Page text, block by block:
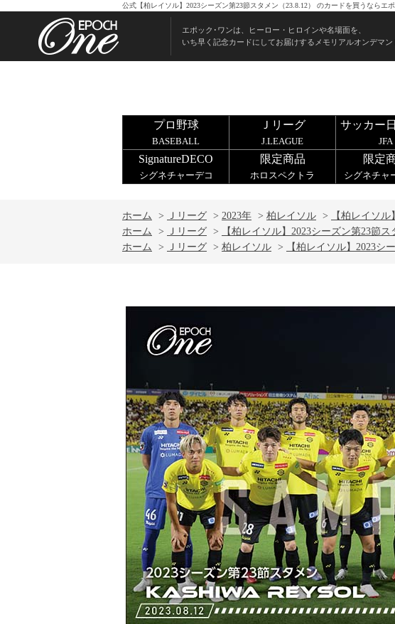
公式【柏レイソル】2023シーズン第23節スタメン（23.8.12） のカードを買うならエ
エポック･ワンは、ヒーロー・ヒロインや名場面を、
いち早く記念カードにしてお届けするメモリアルオンデマン
プロ野球
BASEBALL
Ｊリーグ
J.LEAGUE
サッカー
JFA
SignatureDECO
シグネチャーデコ
限定商品
ホロスペクトラ
限定
シグネチャ
ホーム > Ｊリーグ > 2023年 > 柏レイソル >
【柏レイソル
ホーム
> Ｊリーグ >
【柏レイソル】2023シーズン第23節ス
ホーム
> Ｊリーグ > 柏レイソル > 【柏レイソル】2023シ